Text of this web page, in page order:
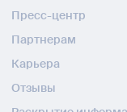
Пресс-центр
Партнерам
Карьера
Отзывы